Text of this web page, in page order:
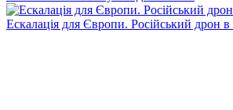
Ескалація для Європи. Російський дрон